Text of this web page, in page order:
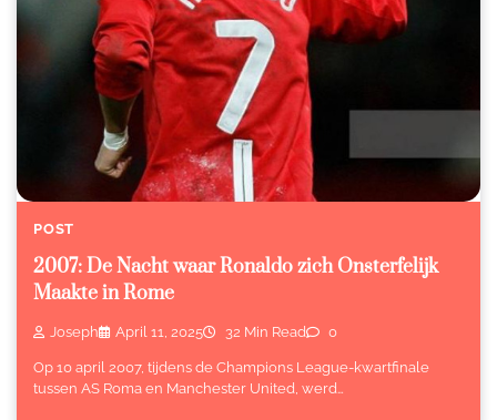
POST
2007: De Nacht waar Ronaldo zich Onsterfelijk
Maakte in Rome
Joseph April 11, 2025 32 Min Read 0
Op 10 april 2007, tijdens de Champions League-kwartfinale
tussen AS Roma en Manchester United, werd…